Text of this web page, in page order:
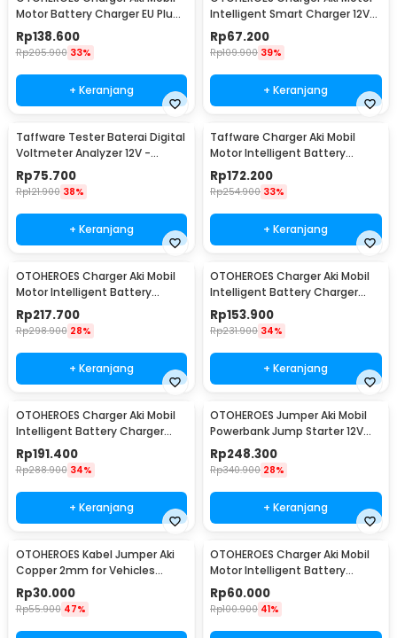
Motor Battery Charger EU Plug
12/24V 10A - UD21
Rp138.600
Rp205.900 33%
+ Keranjang
Intelligent Smart Charger 12V
2A EU Plug - UD12
Rp67.200
Rp109.900 39%
+ Keranjang
Taffware Tester Baterai Digital
Voltmeter Analyzer 12V -
CNBJ-805
Rp75.700
Rp121.900 38%
+ Keranjang
Taffware Charger Aki Mobil
Motor Intelligent Battery
Charger 12V 20A - KC-20A
Rp172.200
Rp254.900 33%
+ Keranjang
OTOHEROES Charger Aki Mobil
Motor Intelligent Battery
Charger 12V/24V - LD-002S
Rp217.700
Rp298.900 28%
+ Keranjang
OTOHEROES Charger Aki Mobil
Intelligent Battery Charger
12V/24V 10A - MF-2
Rp153.900
Rp231.900 34%
+ Keranjang
OTOHEROES Charger Aki Mobil
Intelligent Battery Charger
12V/24V 10A - MF-2B
Rp191.400
Rp288.900 34%
+ Keranjang
OTOHEROES Jumper Aki Mobil
Powerbank Jump Starter 12V
10000mAh 300A - K21
Rp248.300
Rp340.900 28%
+ Keranjang
OTOHEROES Kabel Jumper Aki
Copper 2mm for Vehicles
Under 2000cc 2.8M - D800
Rp30.000
Rp55.900 47%
OTOHEROES Charger Aki Mobil
Motor Intelligent Battery
Charger 12V 2A - C1202-6
Rp60.000
Rp100.900 41%